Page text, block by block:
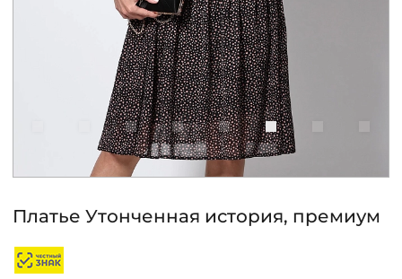
ЧАСТО ЗАДАВАЕМЫЕ ВОПРОСЫ
Платье Утонченная история, премиум